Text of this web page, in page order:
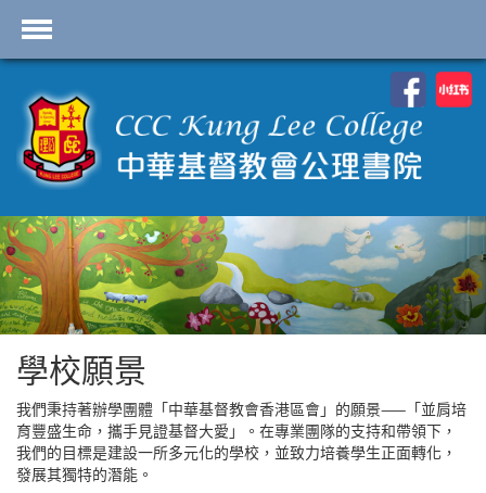
首頁
學校資料
課程概覽
學生園地
入學申請
學生支援
Highlights
聯絡我們
2026-2027 劍橋國際 A
Level
學校願景
我們秉持著辦學團體「中華基督教會香港區會」的願景——「並肩培
育豐盛生命，攜手見證基督大愛」。在專業團隊的支持和帶領下，
我們的目標是建設一所多元化的學校，並致力培養學生正面轉化，
發展其獨特的潛能。